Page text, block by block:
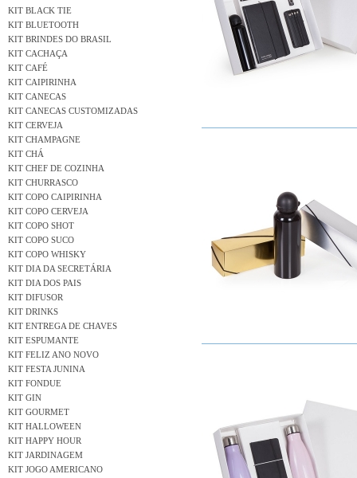
KIT BLACK TIE
KIT BLUETOOTH
KIT BRINDES DO BRASIL
KIT CACHAÇA
KIT CAFÉ
KIT CAIPIRINHA
KIT CANECAS
KIT CANECAS CUSTOMIZADAS
KIT CERVEJA
KIT CHAMPAGNE
KIT CHÁ
KIT CHEF DE COZINHA
KIT CHURRASCO
KIT COPO CAIPIRINHA
KIT COPO CERVEJA
KIT COPO SHOT
KIT COPO SUCO
KIT COPO WHISKY
KIT DIA DA SECRETÁRIA
KIT DIA DOS PAIS
KIT DIFUSOR
KIT DRINKS
KIT ENTREGA DE CHAVES
KIT ESPUMANTE
KIT FELIZ ANO NOVO
KIT FESTA JUNINA
KIT FONDUE
KIT GIN
KIT GOURMET
KIT HALLOWEEN
KIT HAPPY HOUR
KIT JARDINAGEM
KIT JOGO AMERICANO